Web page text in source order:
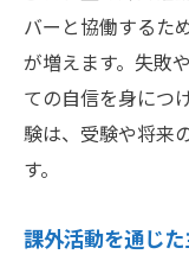
バーと協働するた
が増えます。失敗
ての自信を身につ
験は、受験や将来
す。
課外活動を通じ